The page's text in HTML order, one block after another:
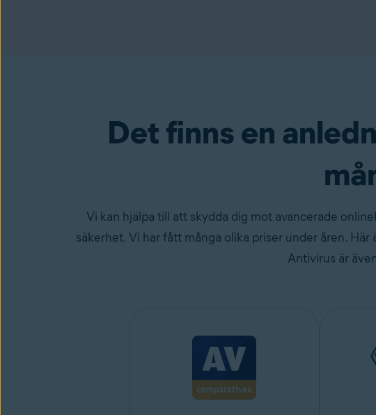
Det finns en
Vi kan hjälpa till att skydda dig mot avancerade
säkerhet. Vi har fått många olika priser under åren.
Antivirus är